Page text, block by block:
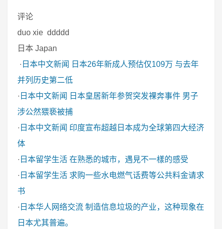
评论
duo xie ddddd
日本 Japan
· 日本中文新闻
日本26年新成人预估仅109万 与去年
并列历史第二低
· 日本中文新闻
日本皇居新年参贺突发裸奔事件 男子
涉公然猥亵被捕
· 日本中文新闻 印度宣布超越日本成为全球第四大经济
体
· 日本留学生活 在熟悉的城市，遇見不一樣的感受
· 日本留学生活 求购一些水电燃气话费等公共料金请求
书
· 日本华人网络交流 制造信息垃圾的产业，这种现象在
日本尤其普遍。